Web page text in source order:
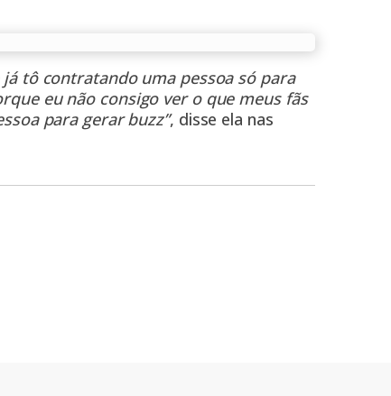
tô contratando uma pessoa só para
eu não consigo ver o que meus fãs
para gerar buzz”, disse ela nas